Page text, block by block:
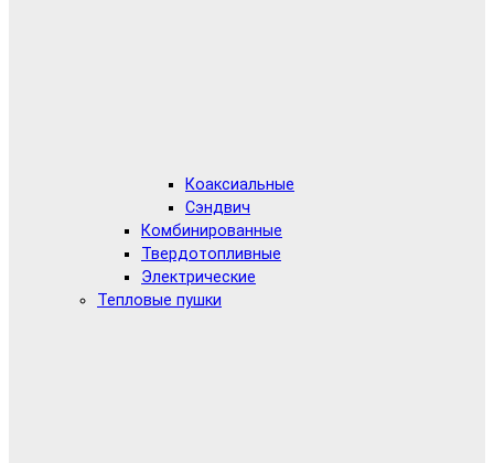
Коаксиальные
Сэндвич
Комбинированные
Твердотопливные
Электрические
Тепловые пушки